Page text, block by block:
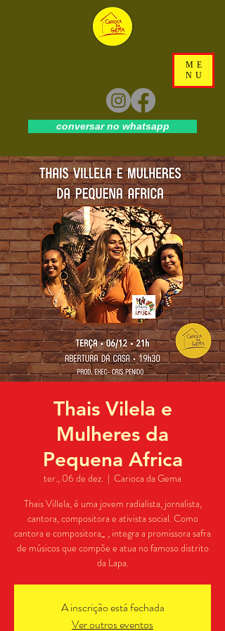
ME
NU
conversar no whatsapp
Thais Vilela e
Mulheres da
Pequena Africa
ter., 06 de dez.
  |
Carioca da Gema
Thais Villela, é uma jovem radialista, jornalista,
cantora, compositora e ativista social. Como
cantora e compositora_ , integra a promissora safra
de músicos que compõe e atua no famoso distrito
da Lapa.
A inscrição está fechada
Ver outros eventos